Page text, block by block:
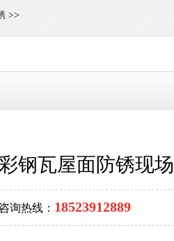
>>
彩钢瓦屋面防锈现场
咨询热线： 18523912889